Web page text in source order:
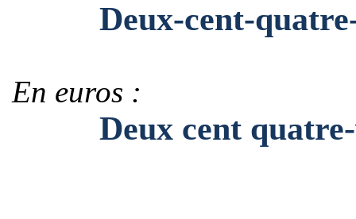
Deux-cent-quatre-
En euros :
Deux cent quatre-